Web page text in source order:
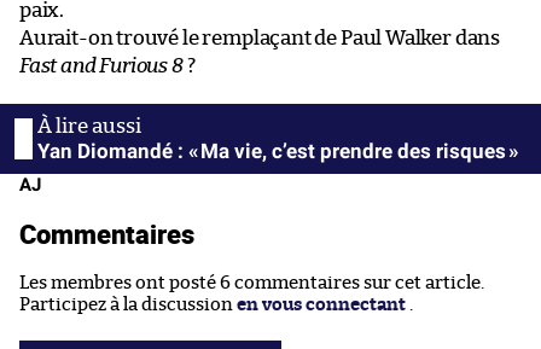
paix.
Aurait-on trouvé le remplaçant de Paul Walker dans
Fast and Furious 8?
Yan Diomandé : « Ma vie, c’est prendre des risques »
AJ
Commentaires
Les membres ont posté 6 commentaires sur cet article.
Participez à la discussion en vous connectant